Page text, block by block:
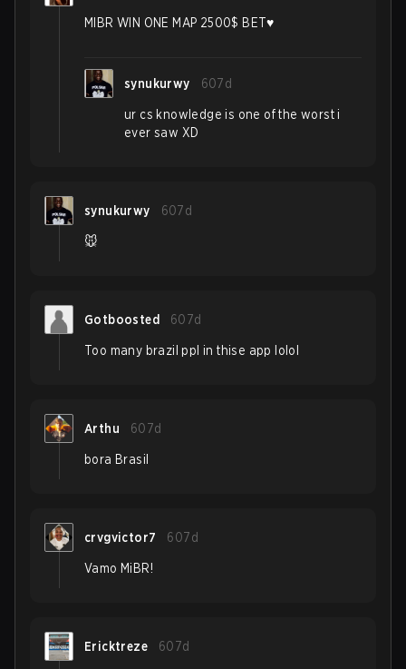
MIBR WIN ONE MAP 2500$ BET♥️
synukurwy 607d
ur cs knowledge is one of the worst i
ever saw XD
synukurwy 607d
🐭
Gotboosted 607d
Too many brazil ppl in thise app lolol
Arthu 607d
bora Brasil
crvgvictor7 607d
Vamo MiBR!
Ericktreze 607d